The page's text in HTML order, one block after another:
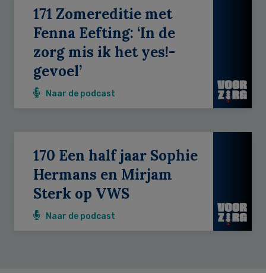
171 Zomereditie met
Fenna Eefting: ‘In de
zorg mis ik het yes!-
gevoel’
Naar de podcast
170 Een half jaar Sophie
Hermans en Mirjam
Sterk op VWS
Naar de podcast